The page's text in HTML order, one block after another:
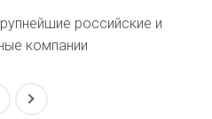
российские и
компании